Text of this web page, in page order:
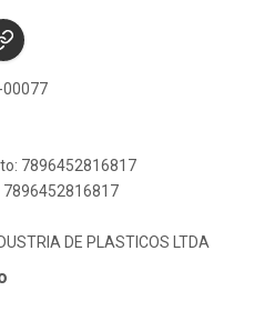
00077
7896452816817
7896452816817
DE PLASTICOS LTDA